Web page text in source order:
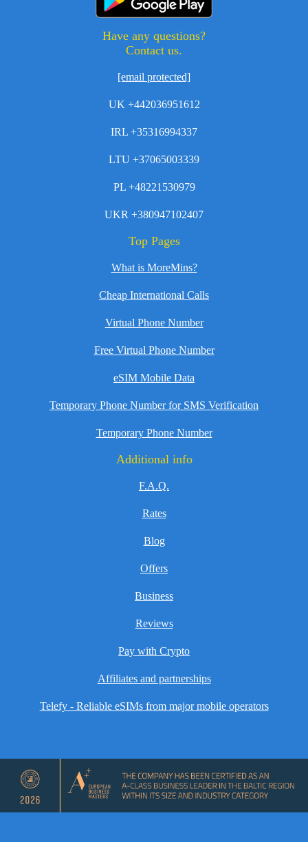
Have any questions?
Contact us.
[email protected]
UK +442036951612
IRL +35316994337
LTU +37065003339
PL +48221530979
UKR +380947102407
Top Pages
What is MoreMins?
Cheap International Calls
Virtual Phone Number
Free Virtual Phone Number
eSIM Mobile Data
Temporary Phone Number for SMS Verification
Temporary Phone Number
Additional info
F.A.Q.
Rates
Blog
Offers
Business
Reviews
Pay with Crypto
Affiliates and partnerships
Telefy - Reliable eSIMs from major mobile operators